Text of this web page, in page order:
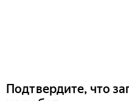
Подтвердите, что